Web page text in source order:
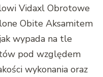
Vidaxl Obrotowe
Obite Aksamitem
wypada na tle
pod względem
wykonania oraz